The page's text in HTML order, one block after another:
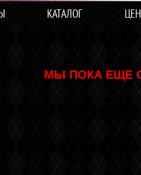
КАТАЛОГ
МЫ ПОКА ЕЩЕ